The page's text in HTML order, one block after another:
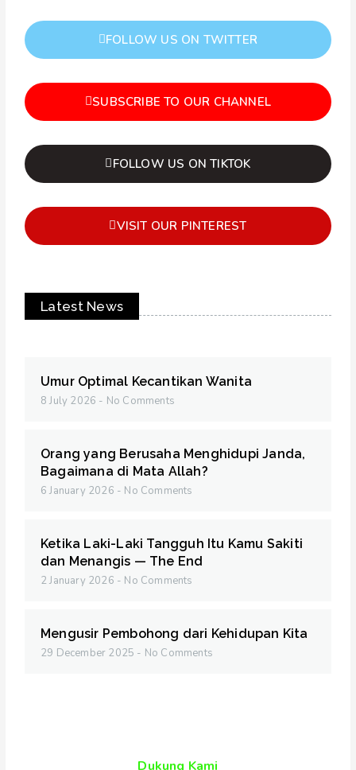
FOLLOW US ON TWITTER
SUBSCRIBE TO OUR CHANNEL
FOLLOW US ON TIKTOK
VISIT OUR PINTEREST
Latest News
Umur Optimal Kecantikan Wanita
8 July 2026 No Comments
Orang yang Berusaha Menghidupi Janda,
Bagaimana di Mata Allah?
6 January 2026 No Comments
Ketika Laki-Laki Tangguh Itu Kamu Sakiti
dan Menangis — The End
2 January 2026 No Comments
Mengusir Pembohong dari Kehidupan Kita
29 December 2025 No Comments
Dukung Kami